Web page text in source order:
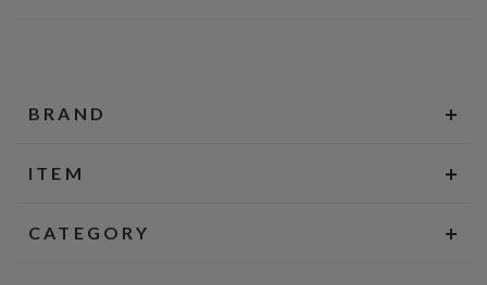
BRAND
ITEM
CATEGORY